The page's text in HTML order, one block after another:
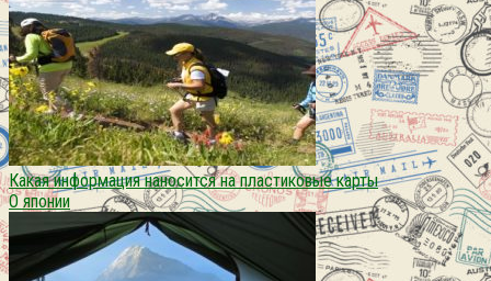
Какая информация наносится на пластиковые карты
О японии